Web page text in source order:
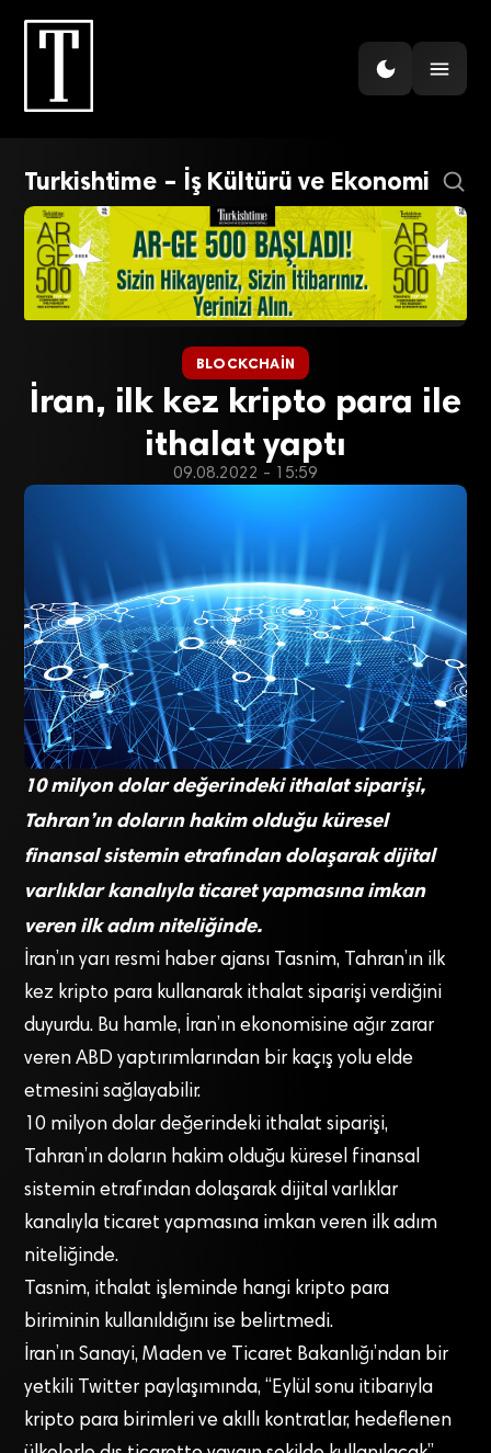
Turkishtime – İş Kültürü ve Ekonomi
BLOCKCHAIN
İran, ilk kez kripto para ile
ithalat yaptı
09.08.2022 - 15:59
10 milyon dolar değerindeki ithalat siparişi,
Tahran’ın doların hakim olduğu küresel
finansal sistemin etrafından dolaşarak dijital
varlıklar kanalıyla ticaret yapmasına imkan
veren ilk adım niteliğinde.
İran’ın yarı resmi haber ajansı Tasnim, Tahran’ın ilk
kez kripto para kullanarak ithalat siparişi verdiğini
duyurdu. Bu hamle, İran’ın ekonomisine ağır zarar
veren ABD yaptırımlarından bir kaçış yolu elde
etmesini sağlayabilir.
10 milyon dolar değerindeki ithalat siparişi,
Tahran’ın doların hakim olduğu küresel finansal
sistemin etrafından dolaşarak dijital varlıklar
kanalıyla ticaret yapmasına imkan veren ilk adım
niteliğinde.
Tasnim, ithalat işleminde hangi kripto para
biriminin kullanıldığını ise belirtmedi.
İran’ın Sanayi, Maden ve Ticaret Bakanlığı’ndan bir
yetkili Twitter paylaşımında, “Eylül sonu itibarıyla
kripto para birimleri ve akıllı kontratlar, hedeflenen